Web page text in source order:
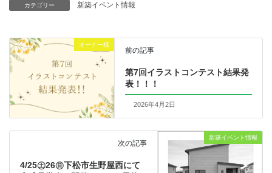
カテゴリー 新築イベント情報
オーナー様
前の記事
第7回イラストコンテスト結果発
表！！！
2026年4月2日
新築イベント情報
次の記事
4/25㊏26㊐下松市生野屋西にて